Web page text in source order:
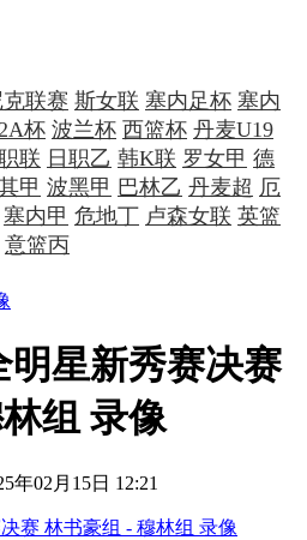
联赛 斯女联 塞内足杯 塞内
杯 波兰杯 西篮杯 丹麦U19
联 日职乙 韩K联 罗女甲 德
甲 波黑甲 巴林乙 丹麦超 厄
塞内甲 危地丁 卢森女联 英篮
意篮丙
明星新秀赛决赛
组 录像
年02月15日 12:21
赛 林书豪组 - 穆林组 录像